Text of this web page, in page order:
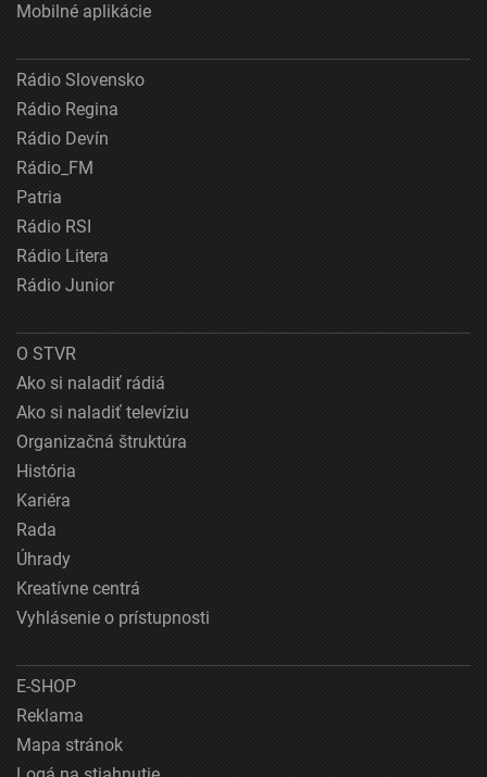
Mobilné aplikácie
Rádio Slovensko
Rádio Regina
Rádio Devín
Rádio_FM
Patria
Rádio RSI
Rádio Litera
Rádio Junior
O STVR
Ako si naladiť rádiá
Ako si naladiť televíziu
Organizačná štruktúra
História
Kariéra
Rada
Úhrady
Kreatívne centrá
Vyhlásenie o prístupnosti
E-SHOP
Reklama
Mapa stránok